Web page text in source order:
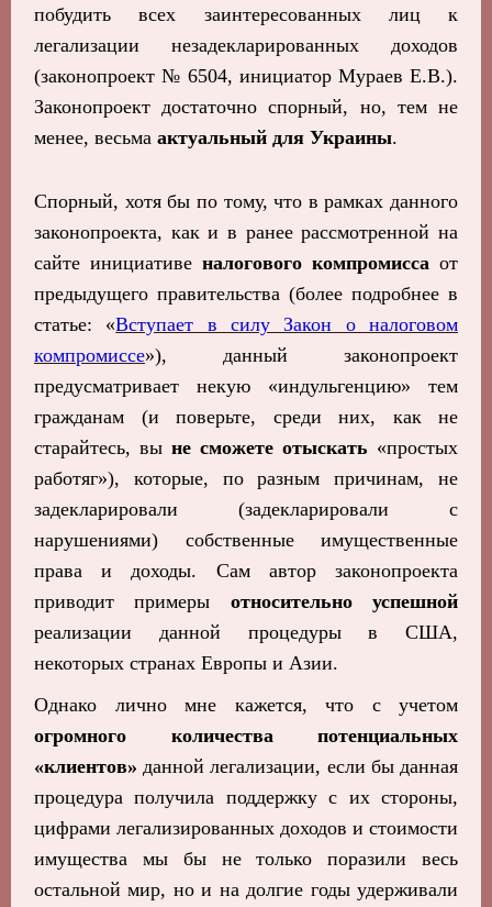
побудить всех заинтересованных лиц к
легализации незадекларированных доходов
(законопроект № 6504, инициатор Мураев Е.В.).
Законопроект достаточно спорный, но, тем не
менее, весьма актуальный для Украины.
Спорный, хотя бы по тому, что в рамках данного
законопроекта, как и в ранее рассмотренной на
сайте инициативе налогового компромисса от
предыдущего правительства (более подробнее в
статье: «Вступает в силу Закон о налоговом
компромиссе»), данный законопроект
предусматривает некую «индульгенцию» тем
гражданам (и поверьте, среди них, как не
старайтесь, вы не сможете отыскать «простых
работяг»), которые, по разным причинам, не
задекларировали (задекларировали с
нарушениями) собственные имущественные
права и доходы. Сам автор законопроекта
приводит примеры относительно успешной
реализации данной процедуры в США,
некоторых странах Европы и Азии.
Однако лично мне кажется, что с учетом
огромного количества потенциальных
«клиентов» данной легализации, если бы данная
процедура получила поддержку с их стороны,
цифрами легализированных доходов и стоимости
имущества мы бы не только поразили весь
остальной мир, но и на долгие годы удерживали